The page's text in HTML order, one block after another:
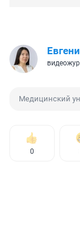
Медицинский
0